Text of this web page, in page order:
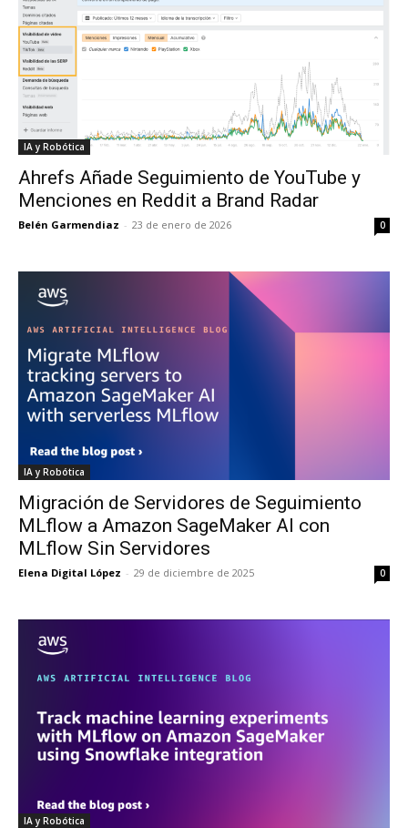
IA y Robótica
Ahrefs Añade Seguimiento de YouTube y
Menciones en Reddit a Brand Radar
Belén Garmendiaz - 23 de enero de 2026 0
IA y Robótica
Migración de Servidores de Seguimiento
MLflow a Amazon SageMaker AI con
MLflow Sin Servidores
Elena Digital López - 29 de diciembre de 2025 0
IA y Robótica